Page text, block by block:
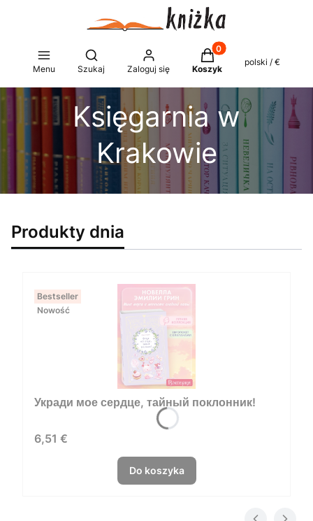
Menu
Otwórz wyszukiwarkę
Szukaj Zaloguj się
Produkty w koszyku:
Koszyk
polski / €
Księgarnia w
Krakowie
Produkty dnia
Bestseller
Nowość
Укради мое сердце, тайный поклонник!
Cena
6,51 €
Do koszyka